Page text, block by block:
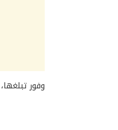
وفور تبلغها، دفعت